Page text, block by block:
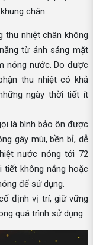
chân.
thu nhiệt chân không
từ ánh sáng mặt
nóng nước. Do được
thu nhiệt có khả
ngày thời tiết ít
là bình bảo ôn được
gây mùi, bền bỉ, dễ
nước nóng tới 72
tiết không nắng hoặc
để sử dụng.
định vị trí, giữ vững
quá trình sử dụng.